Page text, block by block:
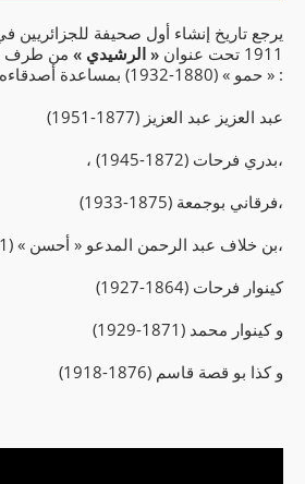
يرجع تاريخ إنشاء أول صحيفة للجزائريين
1911 تحت عنوان
« الرشيدي » من طرف
« حمو » (1880-1932) بمساعدة أصدقاءه :
عبد العزيز عبد العزيز (1877-1951)
، بدري فرحات (1872-1945)،
فرقاني بوجمعة (1875-1933)،
بن خلاف عبد الرحمن المدعو « أحسن » (1881-1947)،
كينوار فرحات (1864-1927)
و كينوار محمد (1871-1929)
و كذا بو قصة قاسم (1876-1918)